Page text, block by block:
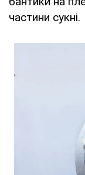
частини сукні.